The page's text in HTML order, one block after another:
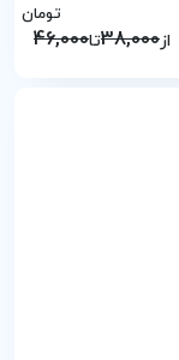
از38,000تا46,000
تومان